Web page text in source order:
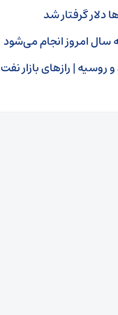
دلار گرفتار شد
امروز انجام می‌شود
روسیه | رازهای بازار نفت